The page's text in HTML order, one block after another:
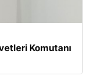
Komutanı